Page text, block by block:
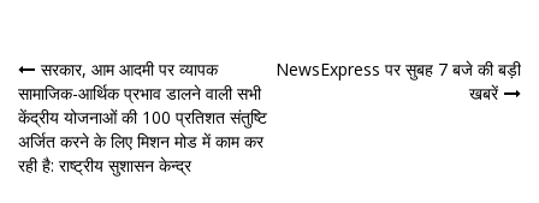
पोस्ट
नेविगेशन
सरकार, आम आदमी पर व्‍यापक
सामाजिक-आर्थिक प्रभाव डालने वाली सभी
केंद्रीय योजनाओं की 100 प्रतिशत संतुष्टि
अर्जित करने के लिए मिशन मोड में काम कर
रही है: राष्‍ट्रीय सुशासन केन्‍द्र
NewsExpress पर सुबह 7 बजे की बड़ी
खबरें